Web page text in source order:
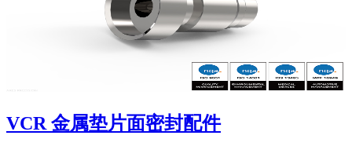
VCR 金属垫片面密封配件